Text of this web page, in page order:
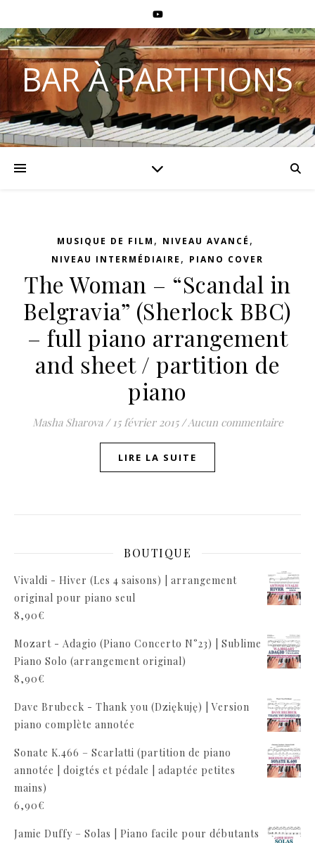
BAR À PARTITIONS
MUSIQUE DE FILM , NIVEAU AVANCÉ ,
NIVEAU INTERMÉDIAIRE , PIANO COVER
The Woman – “Scandal in
Belgravia” (Sherlock BBC)
– full piano arrangement
and sheet / partition de
piano
Masha Sharova / 15 février 2015 /Aucun commentaire
LIRE LA SUITE
BOUTIQUE
Vivaldi - Hiver (Les 4 saisons) | arrangement
original pour piano seul
8,90€
Mozart - Adagio (Piano Concerto N°23) | Sublime
Piano Solo (arrangement original)
8,90€
Dave Brubeck - Thank you (Dziękuję) | Version
piano complète annotée
Sonate K.466 – Scarlatti (partition de piano
annotée | doigtés et pédale | adaptée petites
mains)
6,90€
Jamie Duffy – Solas | Piano facile pour débutants